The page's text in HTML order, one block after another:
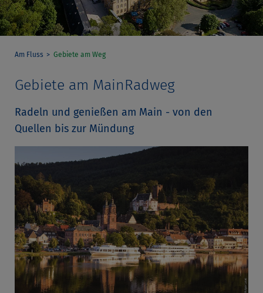
Am Fluss Gebiete am Weg
Gebiete am MainRadweg
Radeln und genießen am Main - von den
Quellen bis zur Mündung